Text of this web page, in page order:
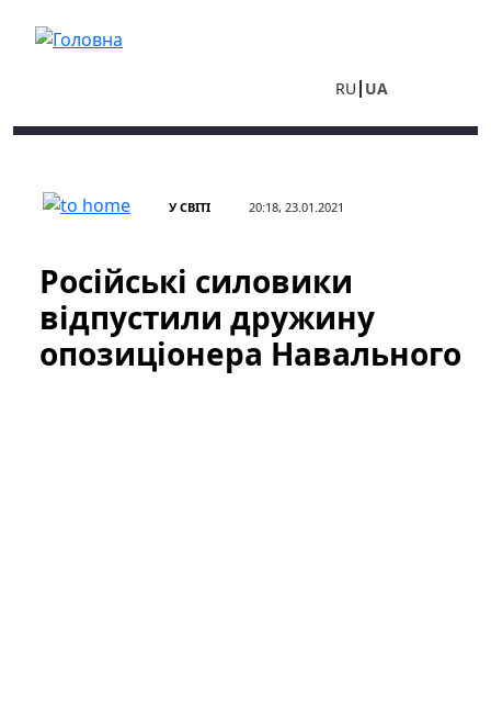
RU UA
У СВІТІ 20:18, 23.01.2021
Російські силовики
відпустили дружину
опозиціонера Навального